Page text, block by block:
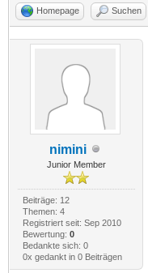
Homepage Suchen
nimini
Junior Member
Beiträge: 12
Themen: 4
Registriert seit: Sep 2010
Bewertung: 0
Bedankte sich: 0
0x gedankt in 0 Beiträgen